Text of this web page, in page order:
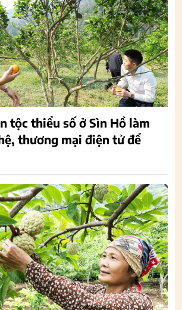
tộc thiểu số ở Sìn Hồ làm
thương mại điện tử để